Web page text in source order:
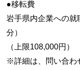
●移転費
岩手県内企業への
分）
（上限108,000円）
※詳細は、問い合わ